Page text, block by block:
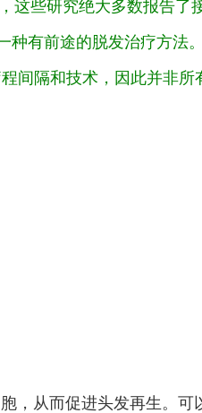
这些研究绝大多数报告了
有前途的脱发治疗方法
间隔和技术，因此并非所
，从而促进头发再生。可